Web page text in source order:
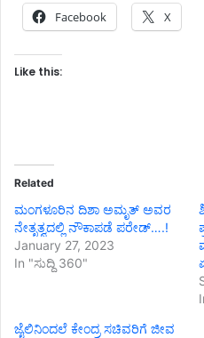
Facebook X
Like this:
Related
ಮಂಗಳೂರಿನ ದಿಶಾ ಅಮೃತ್ ಅವರ
ನೇತೃತ್ವದಲ್ಲಿ ನೌಕಾಪಡೆ ಪರೇಡ್….!
January 27, 2023
In "ಸುದ್ದಿ 360"
ಜೈಲಿನಿಂದಲೆ ಕೇಂದ್ರ ಸಚಿವರಿಗೆ ಜೀವ